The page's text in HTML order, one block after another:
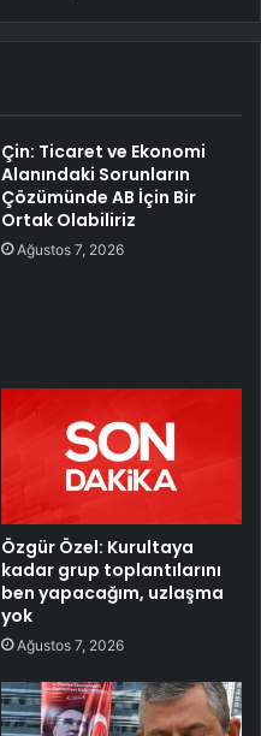
Çin: Ticaret ve Ekonomi
Alanındaki Sorunların
Çözümünde AB İçin Bir
Ortak Olabiliriz
Ağustos 7, 2026
Özgür Özel: Kurultaya
kadar grup toplantılarını
ben yapacağım, uzlaşma
yok
Ağustos 7, 2026